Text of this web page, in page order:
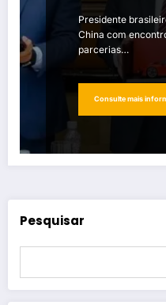
Presidente
China com
parcerias…
Consulte mais
Pesquisar